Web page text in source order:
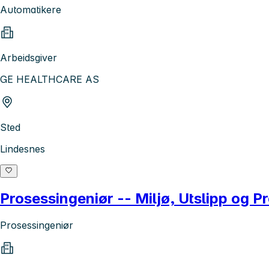
Automatikere
Arbeidsgiver
GE HEALTHCARE AS
Sted
Lindesnes
Prosessingeniør -- Miljø, Utslipp og
Prosessingeniør